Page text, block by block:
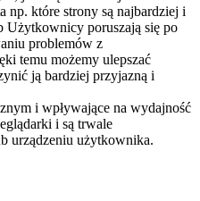
np. które strony są najbardziej i
Użytkownicy poruszają się po
problemów z
temu możemy ulepszać
ją bardziej przyjazną i
i wpływające na wydajność
i są trwale
urządzeniu użytkownika.